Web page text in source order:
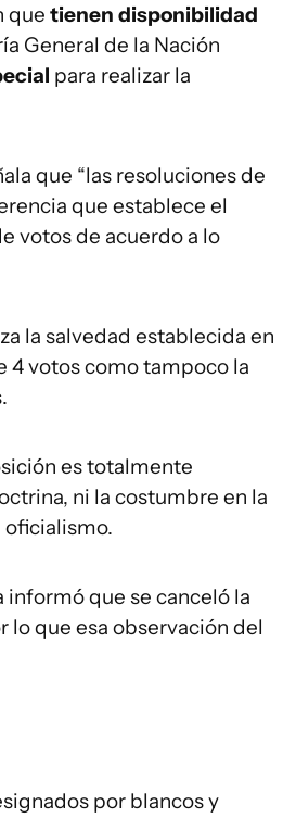
que tienen disponibilidad
General de la Nación
para realizar la
que “las resoluciones de
que establece el
votos de acuerdo a lo
la salvedad establecida en
4 votos como tampoco la
es totalmente
ni la costumbre en la
oficialismo.
que se canceló la
que esa observación del
por blancos y